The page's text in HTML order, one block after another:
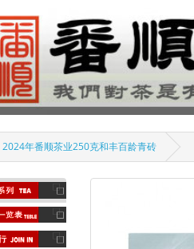
2024年番顺茶业250克和丰百龄青砖